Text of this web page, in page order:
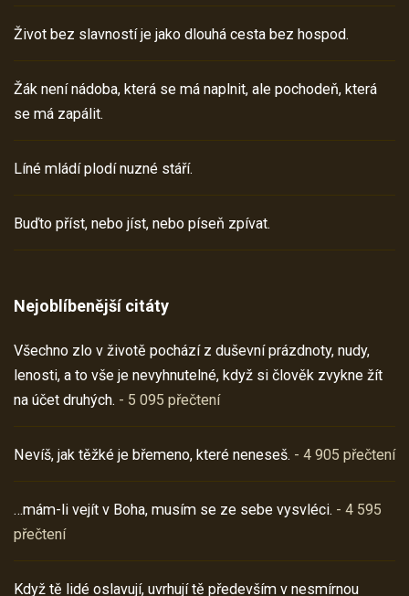
Život bez slavností je jako dlouhá cesta bez hospod.
Žák není nádoba, která se má naplnit, ale pochodeň, která
se má zapálit.
Líné mládí plodí nuzné stáří.
Buďto příst, nebo jíst, nebo píseň zpívat.
Nejoblíbenější citáty
Všechno zlo v životě pochází z duševní prázdnoty, nudy,
lenosti, a to vše je nevyhnutelné, když si člověk zvykne žít
na účet druhých. - 5 095 přečtení
Nevíš, jak těžké je břemeno, které neneseš. - 4 905 přečtení
…mám-li vejít v Boha, musím se ze sebe vysvléci. - 4 595
přečtení
Když tě lidé oslavují, uvrhují tě především v nesmírnou